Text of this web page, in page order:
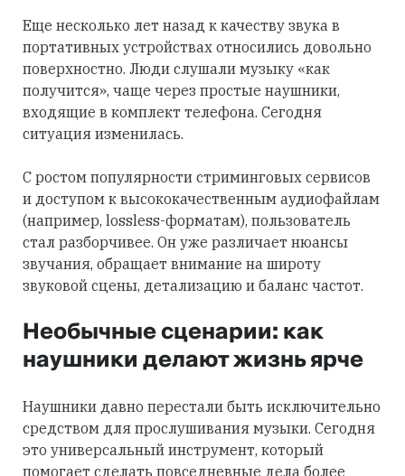
Еще несколько лет назад к качеству звука в
портативных устройствах относились довольно
поверхностно. Люди слушали музыку «как
получится», чаще через простые наушники,
входящие в комплект телефона. Сегодня
ситуация изменилась.
С ростом популярности стриминговых сервисов
и доступом к высококачественным аудиофайлам
(например, lossless-форматам), пользователь
стал разборчивее. Он уже различает нюансы
звучания, обращает внимание на широту
звуковой сцены, детализацию и баланс частот.
Необычные сценарии: как
наушники делают жизнь ярче
Наушники давно перестали быть исключительно
средством для прослушивания музыки. Сегодня
это универсальный инструмент, который
помогает сделать повседневные дела более